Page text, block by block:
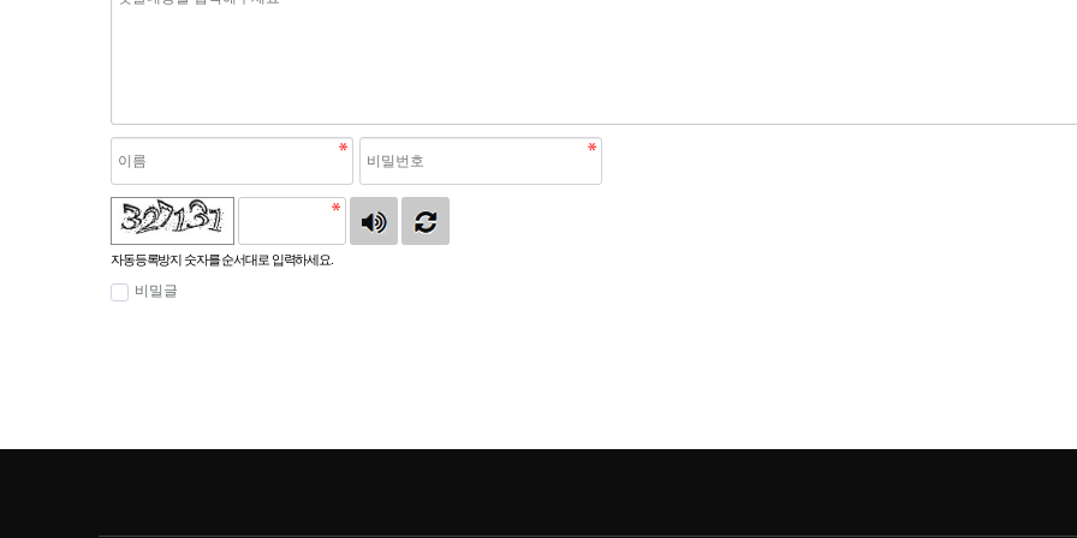
자동등록방지 숫자를 순서대로 입력하세요.
비밀글